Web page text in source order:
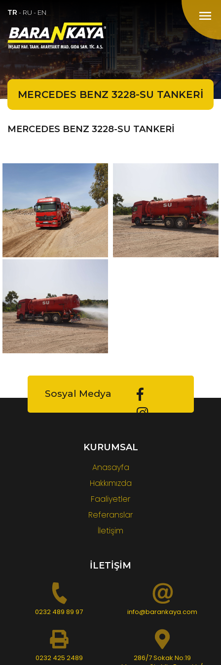
menu
TR - RU - EN
MERCEDES BENZ 3228-SU TANKERİ
MERCEDES BENZ 3228-SU TANKERİ
Sosyal Medya
KURUMSAL
Anasayfa
Hakkımızda
Faaliyetler
Referanslar
İletişim
İLETİŞİM
0232 489 89 97 info@barankaya.com
0232 425 2489
286/7 Sokak No:19